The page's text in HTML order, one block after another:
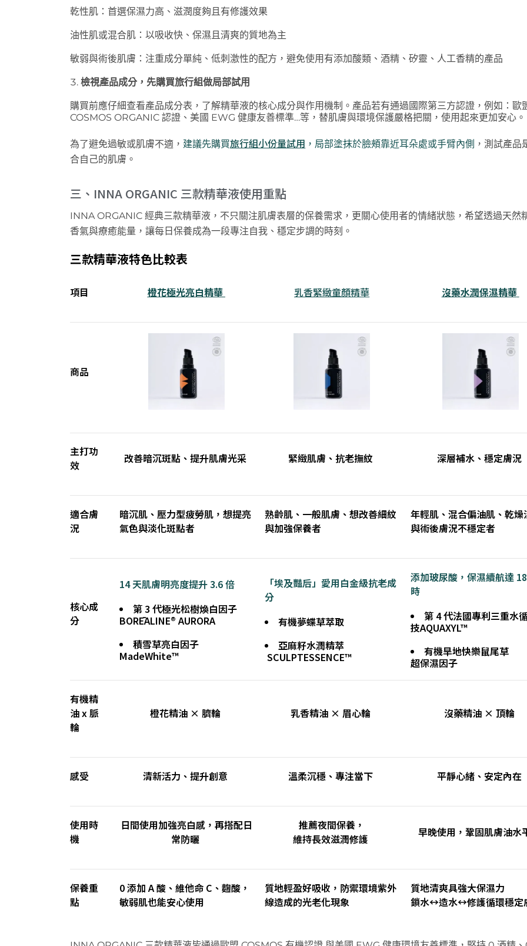
乾性肌：首選保濕力高、滋潤度夠且有修護效果
油性肌或混合肌：以吸收快、保濕 且清爽的質地為主
敏弱與術後肌膚：注重成分單純、低刺激性的配方，避免使用有添加酸類、酒精、矽靈、人工香精的產品
檢視產品成分，先購買旅行組做局部試用
購買前應仔細查看產品成分表，了解精華液的核心成分與作用機制。 產品若有通過國際第三方認證，例如：歐
COSMOS ORGANIC認證、美國 EWG健康友善標準…等，替肌膚與環境保護嚴格把關，使用起來更加安心。
為了避免過敏或肌膚不適， 建議先購買旅行組小份量試用 ，局部塗抹於臉頰靠近耳朵處或手臂內側 ，測試產品
合自己的肌膚。
三、INNA ORGANIC 三款精華液使用重點
INNA ORGANIC經典三款精華液， 不只關注肌膚表層的保養需求，更關心使用者的情緒狀態，希望透過天然
香氣與療癒能量，讓每日保養成為一段專注自我、穩定步調的時刻。
三款精華液特色比較表
項目 橙花極光亮白精華 乳香緊緻童顏精華 沒藥水潤保濕精華
商品
主打功
效
改善暗沉斑點、提升肌膚光采 緊緻肌膚、抗老撫紋 深層補水、穩定膚況
適合膚
況
暗沉肌、壓力型疲勞肌，想提亮
氣色與淡化斑點者
熟齡肌、一般肌膚、想改善細紋
與加強保養者
年輕肌、混合偏油肌、乾燥
與術後膚況不穩定者
核心成
分
14 天肌膚明亮度提升 3.6 倍
第 3 代極光松樹煥白因子
BORĒALINE® AURORA
積雪草亮白因子
MadeWhite™
「埃及豔后」愛用白金級抗老成
分
有機夢蝶草萃取
亞麻籽水潤精萃
SCULPTESSENCE™
添加玻尿酸，保濕續航達
時
第 4 代法國專利三重水
技AQUAXYL™
有機旱地快樂鼠尾草
超保濕因子
有機精
油x脈
輪
橙花精油× 臍輪 乳香精油 × 眉心輪 沒藥精油× 頂輪
感受 清新活力、提升創意 溫柔沉穩、專注當下 平靜心緒、安定內在
使用時
機
日間使用加強亮白感，再搭配日
常防曬
推薦夜間保養，
維持長效滋潤修護
早晚使用，鞏固肌膚油水
保養重
點
0添加A酸、維他命 C、麴酸 ，
敏弱肌也能安心使用
質地輕盈好吸收，防禦環境紫外
線造成的光老化現象
質地清爽具強大保濕力
鎖水↔造水↔修護循環穩定